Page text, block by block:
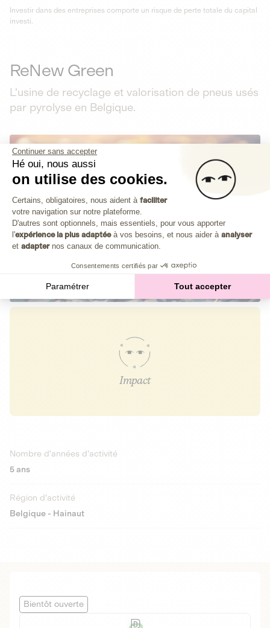
Investir dans des entreprises comporte un risque de perte totale du capital
investi.
ReNew Green
L'usine de recyclage et valorisation de pneus usés
par pyrolyse en Belgique.
Impact
Nombre d'années d'activité
5 ans
Région d'activité
Belgique - Hainaut
Bientôt ouverte
Continuer sans accepter
Hé oui, nous aussi
on utilise des cookies.
Plateforme de Gestion du
Certains, obligatoires, nous aident à faciliter
votre navigation sur notre plateforme.
D'autres sont optionnels, mais essentiels, pour vous apporter
l'expérience la plus adaptéeà vos besoins, et nous aider à analyser
et adapternos canaux de communication.
Consentements certifiés par
Paramétrer Tout accepter
Axeptio consent